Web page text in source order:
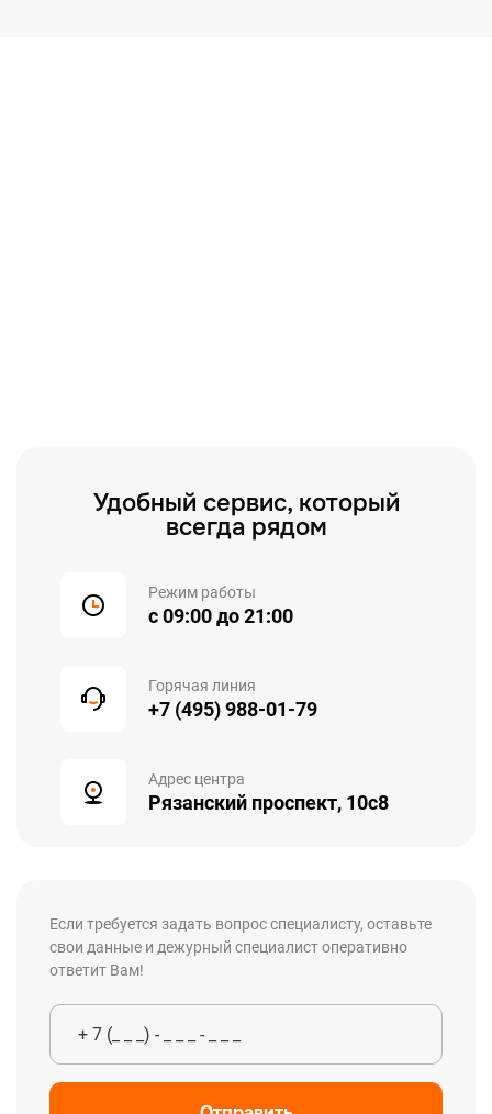
Удобный сервис, который
всегда рядом
Режим работы
с 09:00 до 21:00
Горячая линия
+7 (495) 988-01-79
Адрес центра
Рязанский проспект, 10с8
Если требуется задать вопрос специалисту, оставьте
свои данные и дежурный специалист оперативно
ответит Вам!